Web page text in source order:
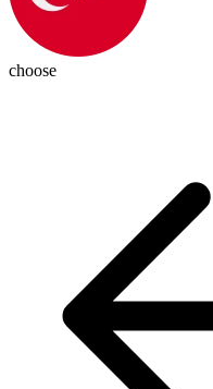
choose